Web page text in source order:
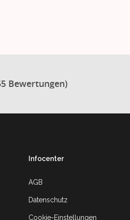
Bewertungen)
Infocenter
AGB
Datenschutz
Cookie-Einstellungen